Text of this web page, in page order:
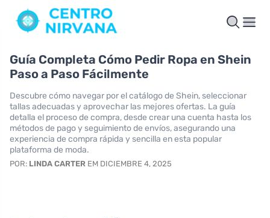
Guía Completa Cómo Pedir Ropa en Shein
Paso a Paso Fácilmente
Descubre cómo navegar por el catálogo de Shein, seleccionar
tallas adecuadas y aprovechar las mejores ofertas. La guía
detalla el proceso de compra, desde crear una cuenta hasta los
métodos de pago y seguimiento de envíos, asegurando una
experiencia de compra rápida y sencilla en esta popular
plataforma de moda.
POR: LINDA CARTER EM DICIEMBRE 4, 2025